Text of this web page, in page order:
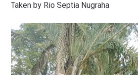
Taken by Rio Septia Nugraha